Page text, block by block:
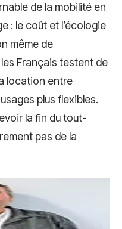
de la mobilité en
: le coût et l’écologie
même de
Français testent de
location entre
plus flexibles.
la fin du tout-
pas de la